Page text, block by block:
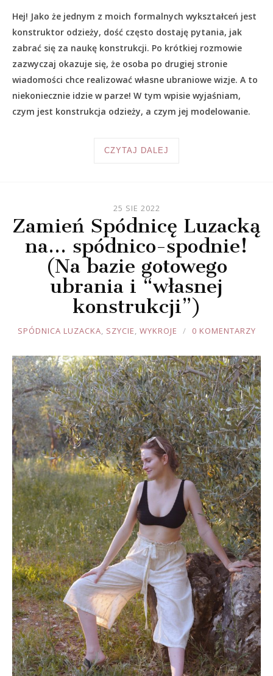
Hej! Jako że jednym z moich formalnych wykształceń jest
konstruktor odzieży, dość często dostaję pytania, jak
zabrać się za naukę konstrukcji. Po krótkiej rozmowie
zazwyczaj okazuje się, że osoba po drugiej stronie
wiadomości chce realizować własne ubraniowe wizje. A to
niekoniecznie idzie w parze! W tym wpisie wyjaśniam,
czym jest konstrukcja odzieży, a czym jej modelowanie.
CZYTAJ DALEJ
25 SIE 2022
Zamień Spódnicę Luzacką
na… spódnico-spodnie!
(Na bazie gotowego
ubrania i “własnej
konstrukcji”)
JOULE
SPÓDNICA LUZACKA, SZYCIE, WYKROJE 0 KOMENTARZY